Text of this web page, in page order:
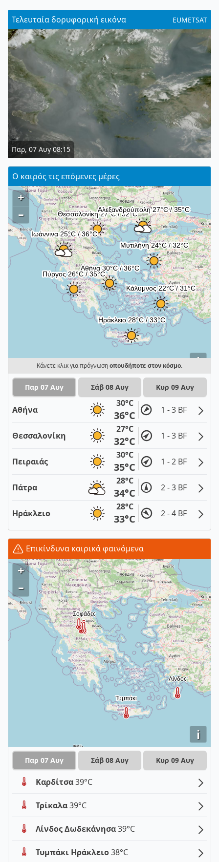
Τελευταία δορυφορική εικόνα EUMETSAT
Παρ, 07 Αυγ 08:15
Ο καιρός τις επόμενες μέρες
i
+
–
Κάνετε κλικ για πρόγνωσηοπουδήποτε στον κόσμο.
Παρ 07 Αυγ Σάβ 08 Αυγ Κυρ 09 Αυγ
Αθήνα
30°C
36°C 1 - 3 BF
Θεσσαλονίκη
27°C
32°C 1 - 3 BF
Πειραιάς
30°C
35°C 1 - 2 BF
Πάτρα
28°C
34°C 2 - 3 BF
Ηράκλειο
28°C
33°C 2 - 4 BF
Επικίνδυνα καιρικά φαινόμενα
i
+
–
Παρ 07 Αυγ Σάβ 08 Αυγ Κυρ 09 Αυγ
Καρδίτσα39°C
Τρίκαλα39°C
Λίνδος Δωδεκάνησα39°C
Τυμπάκι Ηράκλειο38°C